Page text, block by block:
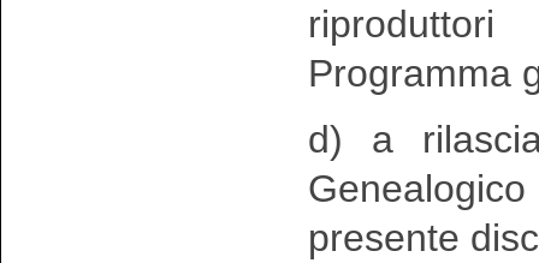
Programma
d) a
presente